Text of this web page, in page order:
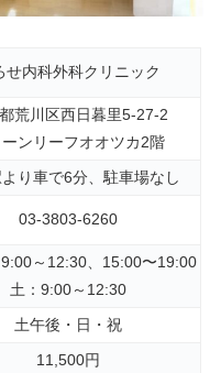
せ内科外科クリニック
荒川区西日暮里5-27-2
ンリーフオオツカ2階
り車で6分、駐車場なし
03-3803-6260
～12:30、15:00〜19:00
土：9:00～12:30
土午後・日・祝
11,500円